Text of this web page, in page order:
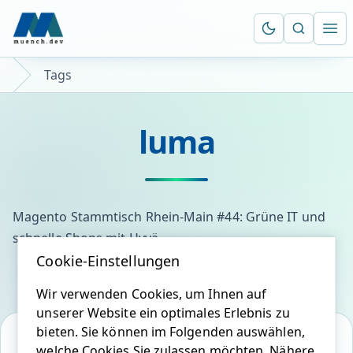
Suche
Tags
luma
Magento Stammtisch Rhein-Main #44: Grüne IT und
schnelle Shops mit Hyvä
Cookie-Einstellungen
Wir verwenden Cookies, um Ihnen auf
unserer Website ein optimales Erlebnis zu
bieten. Sie können im Folgenden auswählen,